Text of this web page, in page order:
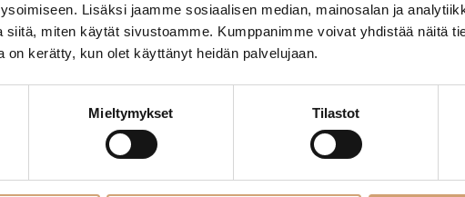
Lisäksi jaamme sosiaalisen median, mainosalan ja
siitä, miten käytät sivustoamme. Kumppanimme voivat yhdistää näitä
on kerätty, kun olet käyttänyt heidän palvelujaan.
Mieltymykset Tilastot
teroituskivi 1000/3000
Yaxell teroituskivi 600/1000
79,00€